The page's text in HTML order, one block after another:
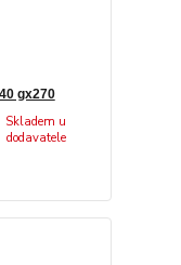
gx270
Skladem u
dodavatele